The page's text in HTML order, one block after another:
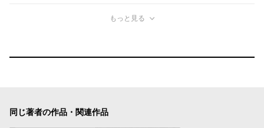
もっと見る
同じ著者の作品・関連作品